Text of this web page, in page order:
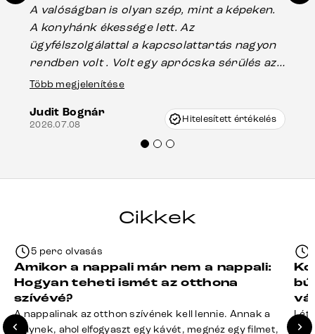
A valóságban is olyan szép, mint a képeken.
A konyhánk ékessége lett. Az
ügyfélszolgálattal a kapcsolattartás nagyon
rendben volt . Volt egy aprócska sérülés az
asztal talpánál, ami szállításkor
nagyon korrekten jártak el az ügyemben.
Mindenkinek ajánlani tudom a Delife
Több megjelenítése
Judit Bognár
2026.07.08 Hitelesített értékelés
Cikkek
5 perc olvasás
Amikor a nappali már nem a nappali:
Hogyan teheti ismét az otthona
szívévé?
A nappalinak az otthon szívének kell lennie. Annak a
helynek, ahol elfogyaszt egy kávét, megnéz egy filmet,